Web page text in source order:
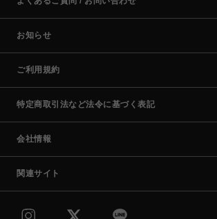
お知らせ
ご利用規約
特定商取引法など法令に基づく表記
会社情報
関連サイト